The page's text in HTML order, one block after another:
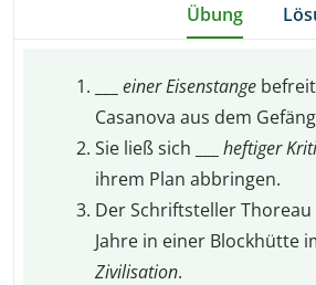
Übung
einerEisenstange
Casanova aus dem
Sie ließ sich
heftiger
ihrem Plan abbringen.
Der Schriftsteller
Jahre in einer Blockhütte
Zivilisation.